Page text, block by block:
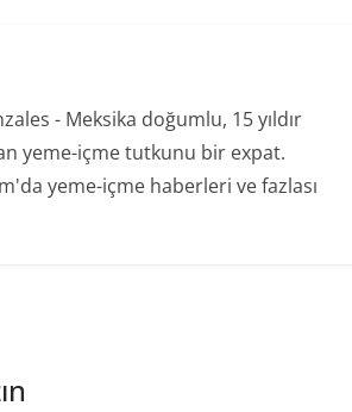
- Meksika doğumlu, 15 yıldır
yeme-içme tutkunu bir expat.
yeme-içme haberleri ve fazlası